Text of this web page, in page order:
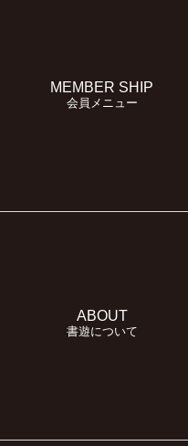
MEMBER SHIP
会員メニュー
ABOUT
書遊について